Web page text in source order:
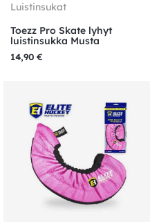
Luistinsukat
Toezz Pro Skate lyhyt
luistinsukka Musta
14,90 €